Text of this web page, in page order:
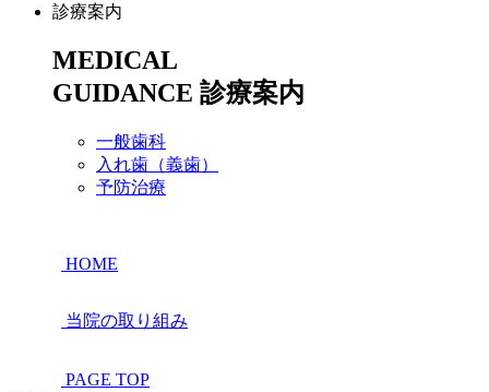
診療案内
MEDICAL
GUIDANCE 診療案内
一般歯科
入れ歯（義歯）
予防治療
HOME
当院の取り組み
PAGE TOP